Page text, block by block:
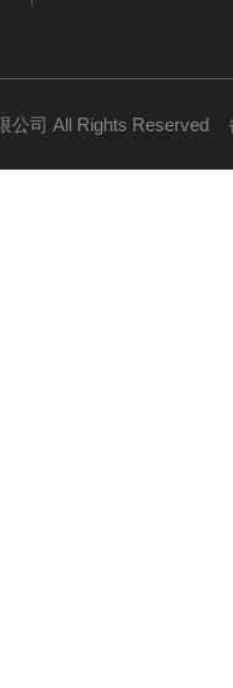
公司 All Rights Reserved